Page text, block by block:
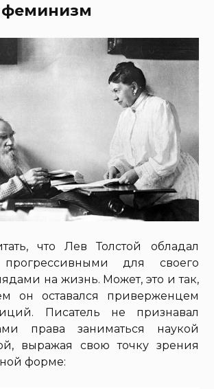
что Лев Толстой обладал
прогрессивными для своего
на жизнь. Может, это и так,
он оставался приверженцем
Писатель не признавал
права заниматься наукой
выражая свою точку зрения
форме: